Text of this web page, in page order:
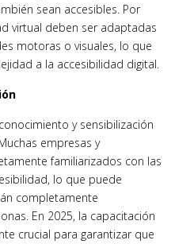
sean accesibles. Por
virtual deben ser adaptadas
motoras o visuales, lo que
a la accesibilidad digital.
y sensibilización
empresas y
familiarizados con las
lo que puede
completamente
En 2025, la capacitación
crucial para garantizar que